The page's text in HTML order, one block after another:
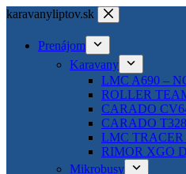
Skip
content
karavanyliptov.sk
Prenájom
Karavany
LMC A690 –
ROLLER
CARADO
CARADO
LMC
RIMOR XGO
Mikrobusy